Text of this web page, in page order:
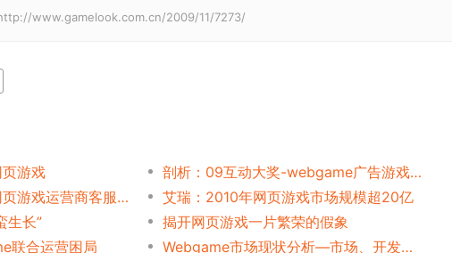
www.gamelook.com.cn/2009/11/7273/
游戏
剖析：09互动大奖-webgame广告游戏“骊威连连看”
嗨游网：国内十大网页游戏运营商客服调查报告
艾瑞：2010年网页游戏市场规模超20亿
生长”
揭开网页游戏一片繁荣的假象
联合运营困局
Webgame市场现状分析—市场、开发、政策、经营